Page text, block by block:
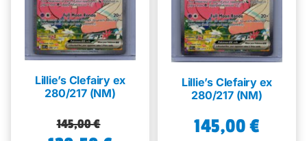
Lillie’s Clefairy ex
280/217 (NM)
145,00€
Alkuperäinen
Nykyinen
Lillie’s Clefairy ex
280/217 (NM)
145,00€